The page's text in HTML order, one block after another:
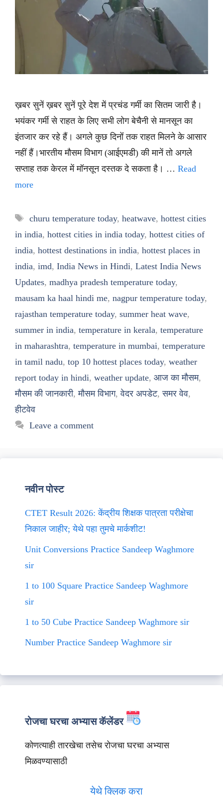
ख़बर सुनें ख़बर सुनें पूरे देश में प्रचंड गर्मी का सितम जारी है।
भयंकर गर्मी से राहत के लिए सभी लोग बेचैनी से मानसून का
इंतजार कर रहे हैं। अगले कुछ दिनोंं तक राहत मिलने के आसार
नहीं हैं।भारतीय मौसम विभाग (आईएमडी) की मानें तो अगले
सप्ताह तक केरल में मॉनसून दस्तक दे सकता है। … Read
more
Tags
churu temperature today, heatwave, hottest cities
in india, hottest cities in india today, hottest cities of
india, hottest destinations in india, hottest places in
india, imd, India News in Hindi, Latest India News
Updates, madhya pradesh temperature today,
mausam ka haal hindi me, nagpur temperature today,
rajasthan temperature today, summer heat wave,
summer in india, temperature in kerala, temperature
in maharashtra, temperature in mumbai, temperature
in tamil nadu, top 10 hottest places today, weather
report today in hindi, weather update, आज का मौसम,
मौसम की जानकारी,मौसम विभाग,वेदर अपडेट,समर वेव,
हीटवेव
Leave a comment
नवीन पोस्ट
CTET Result 2026: केंद्रीय शिक्षक पात्रता परीक्षेचा
निकाल जाहीर; येथे पहा तुमचे मार्कशीट!
Unit Conversions Practice Sandeep Waghmore
sir
1 to 100 Square Practice Sandeep Waghmore
sir
1 to 50 Cube Practice Sandeep Waghmore sir
Number Practice Sandeep Waghmore sir
रोजचा घरचा अभ्यास कॅलेंडर
कोणत्याही तारखेचा तसेच रोजचा घरचा अभ्यास
मिळवण्यासाठी
येथे क्लिक करा